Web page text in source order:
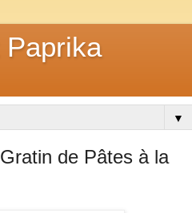
Paprika
▼
de Pâtes à la